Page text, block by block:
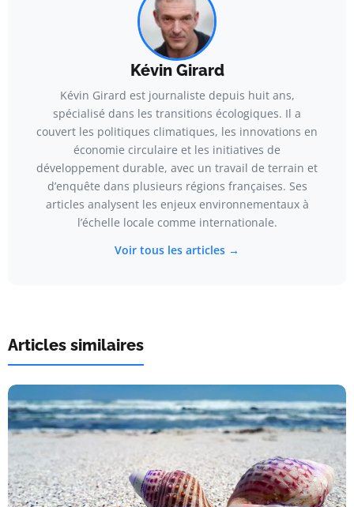
Kévin Girard
Kévin Girard est journaliste depuis huit ans,
spécialisé dans les transitions écologiques. Il a
couvert les politiques climatiques, les innovations en
économie circulaire et les initiatives de
développement durable, avec un travail de terrain et
d’enquête dans plusieurs régions françaises. Ses
articles analysent les enjeux environnementaux à
l’échelle locale comme internationale.
Voir tous les articles →
Articles similaires